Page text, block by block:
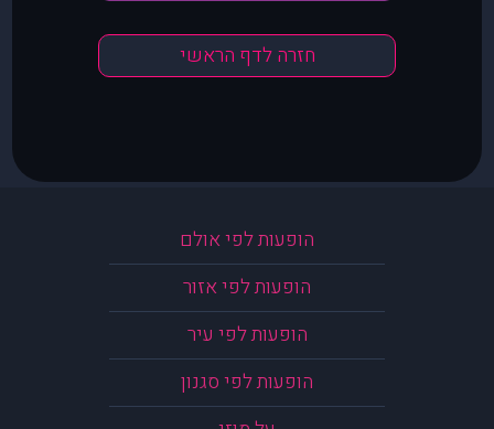
חזרה לדף הראשי
הופעות לפי אולם
הופעות לפי אזור
הופעות לפי עיר
הופעות לפי סגנון